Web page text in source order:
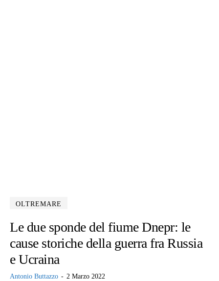
OLTREMARE
Le due sponde del fiume Dnepr: le
cause storiche della guerra fra Russia
e Ucraina
Antonio Buttazzo - 2 Marzo 2022